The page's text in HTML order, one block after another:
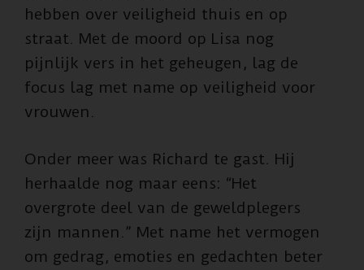
hebben over veiligheid thuis en op
straat. Met de moord op Lisa nog
pijnlijk vers in het geheugen, lag de
focus lag met name op veiligheid voor
vrouwen.
Onder meer was Richard te gast. Hij
herhaalde nog maar eens: “Het
overgrote deel van de geweldplegers
zijn mannen.” Met name het vermogen
om gedrag, emoties en gedachten beter